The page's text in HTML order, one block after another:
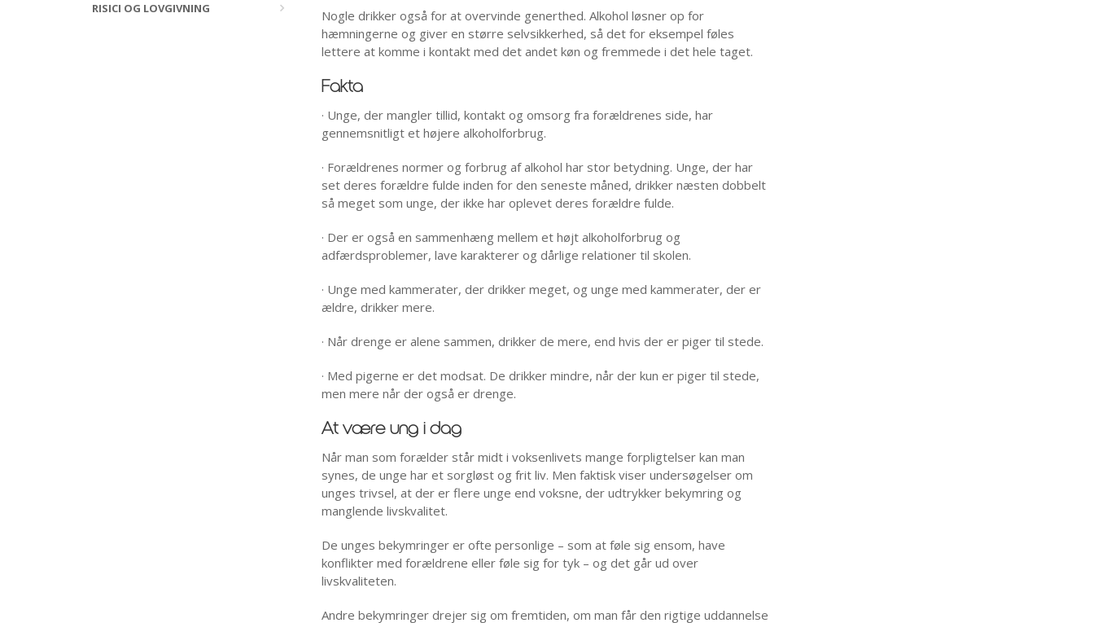
RISICI OG LOVGIVNING
Nogle drikker også for at overvinde generthed. Alkohol løsner op for
hæmningerne og giver en større selvsikkerhed, så det for eksempel føles
lettere at komme i kontakt med det andet køn og fremmede i det hele taget.
Fakta
· Unge, der mangler tillid, kontakt og omsorg fra forældrenes side, har
gennemsnitligt et højere alkoholforbrug.
· Forældrenes normer og forbrug af alkohol har stor betydning. Unge, der har
set deres forældre fulde inden for den seneste måned, drikker næsten dobbelt
så meget som unge, der ikke har oplevet deres forældre fulde.
· Der er også en sammenhæng mellem et højt alkoholforbrug og
adfærdsproblemer, lave karakterer og dårlige relationer til skolen.
· Unge med kammerater, der drikker meget, og unge med kammerater, der er
ældre, drikker mere.
· Når drenge er alene sammen, drikker de mere, end hvis der er piger til stede.
· Med pigerne er det modsat. De drikker mindre, når der kun er piger til stede,
men mere når der også er drenge.
At være ung i dag
Når man som forælder står midt i voksenlivets mange forpligtelser kan man
synes, de unge har et sorgløst og frit liv. Men faktisk viser undersøgelser om
unges trivsel, at der er flere unge end voksne, der udtrykker bekymring og
manglende livskvalitet.
De unges bekymringer er ofte personlige – som at føle sig ensom, have
konflikter med forældrene eller føle sig for tyk – og det går ud over
livskvaliteten.
Andre bekymringer drejer sig om fremtiden, om man får den rigtige uddannelse